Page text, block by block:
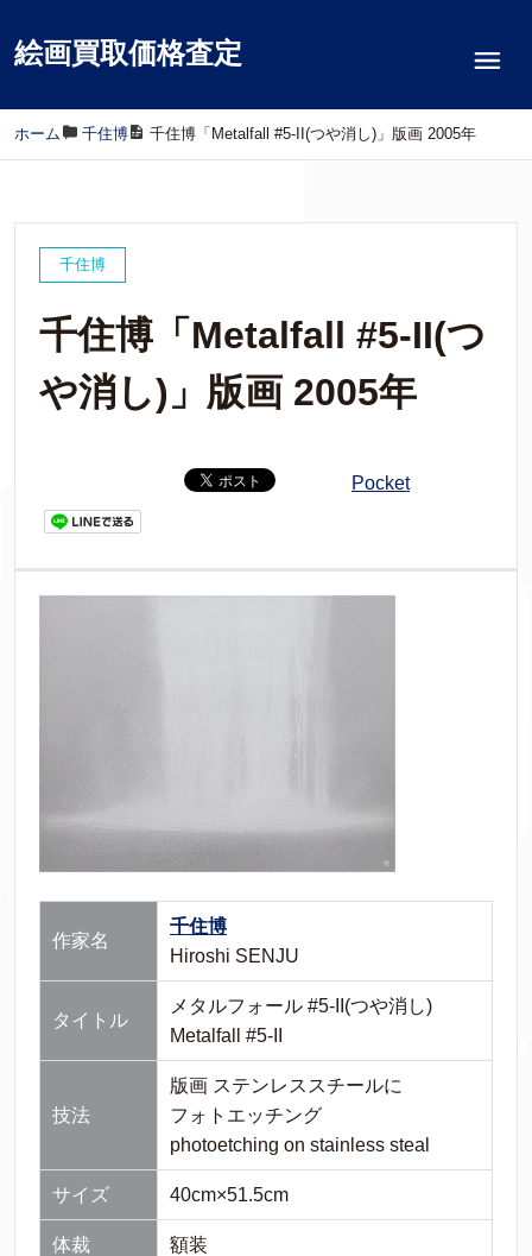
絵画買取価格査定
ホーム / 千住博/ 千住博「Metalfall #5-II(つや消し)」版画 2005年
千住博
千住博「Metalfall #5-II(つ
や消し)」版画 2005年
Pocket
作家名
千住博
Hiroshi SENJU
タイトル
メタルフォール #5-II(つや消し)
Metalfall #5-II
技法
版画 ステンレススチールに
フォトエッチング
photoetching on stainless steal
サイズ 40cm×51.5cm
体裁 額装